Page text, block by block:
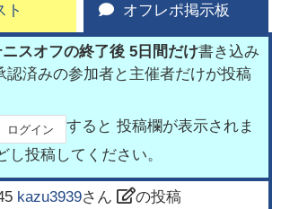
ト オフレポ掲示板
ニスオフの終了後 5日間だけ書き込み
認済みの参加者と主催者だけが投稿
ログイン
すると 投稿欄が表示されま
し投稿してください。
kazu3939さん
の投稿